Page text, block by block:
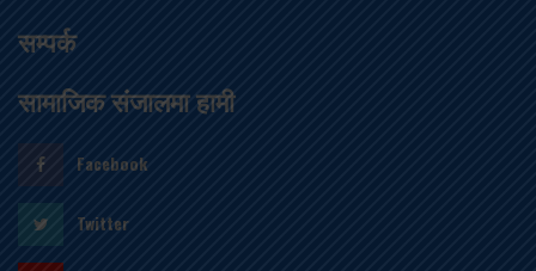
सम्पर्क
सामाजिक संजालमा हामी
Facebook
Twitter